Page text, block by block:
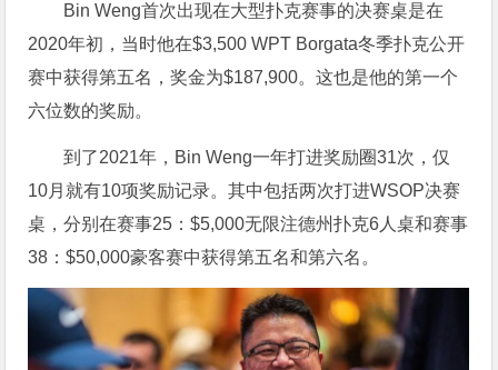
Bin Weng首次出现在大型扑克赛事的决赛桌是在
2020年初，当时他在$3,500 WPT Borgata冬季扑克公开
赛中获得第五名，奖金为$187,900。这也是他的第一个
六位数的奖励。
到了2021年，Bin Weng一年打进奖励圈31次，仅
10月就有10项奖励记录。其中包括两次打进WSOP决赛
桌，分别在赛事25：$5,000无限注德州扑克6人桌和赛事
38：$50,000豪客赛中获得第五名和第六名。